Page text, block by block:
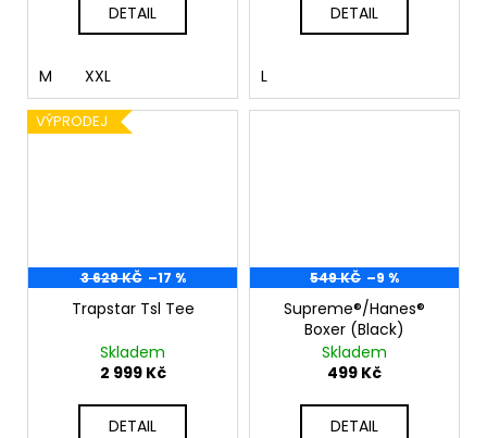
DETAIL
M XXL
DETAIL
L
VÝPRODEJ
3 629 KČ –17 %
Trapstar Tsl Tee
Skladem
2 999 Kč
DETAIL
549 KČ –9 %
Supreme®/Hanes®
Boxer (Black)
Skladem
499 Kč
DETAIL